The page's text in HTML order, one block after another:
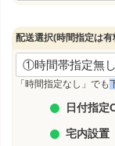
須
配送選択(時間指定は有
「時間指定なし」でも
日付指定
宅内設置